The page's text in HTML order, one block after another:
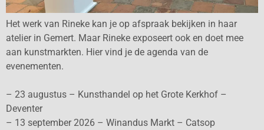
Het werk van Rineke kan je op afspraak bekijken in haar
atelier in Gemert. Maar Rineke exposeert ook en doet mee
aan kunstmarkten. Hier vind je de agenda van de
evenementen.
– 23 augustus – Kunsthandel op het Grote Kerkhof –
Deventer
– 13 september 2026 – Winandus Markt – Catsop